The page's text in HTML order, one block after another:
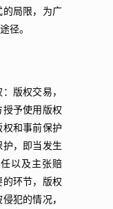
的局限，为广
径。
版权交易，
予使用版权
和事前保护
，即当发生
以及主张赔
环节，版权
犯的情况，